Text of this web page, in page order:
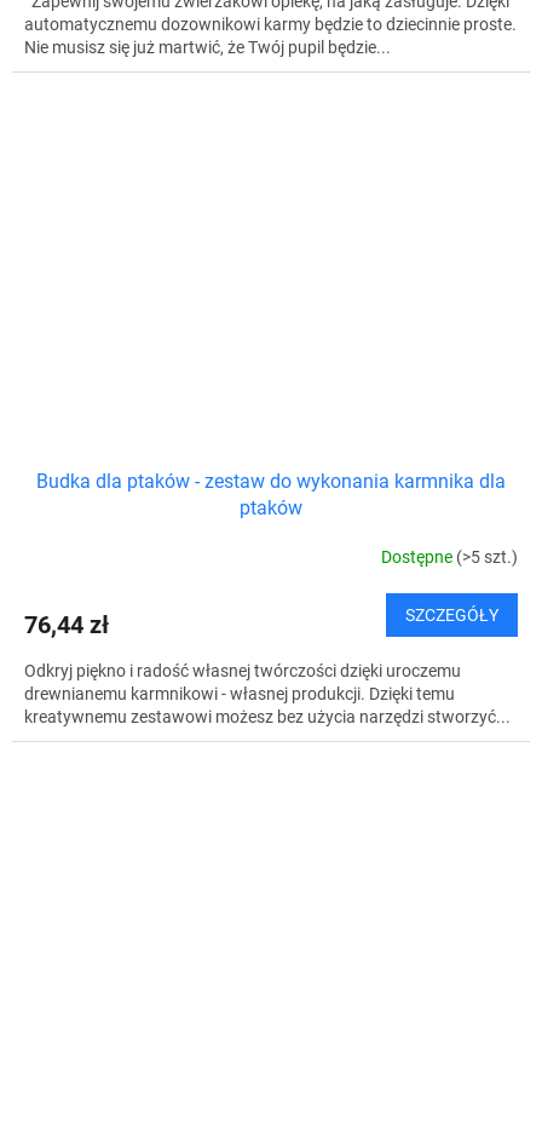
automatycznemu dozownikowi karmy będzie to dziecinnie proste.
Nie musisz się już martwić, że Twój pupil będzie...
Budka dla ptaków - zestaw do wykonania karmnika dla
ptaków
Dostępne (>5 szt.)
76,44 zł SZCZEGÓŁY
Odkryj piękno i radość własnej twórczości dzięki uroczemu
drewnianemu karmnikowi - własnej produkcji. Dzięki temu
kreatywnemu zestawowi możesz bez użycia narzędzi stworzyć...